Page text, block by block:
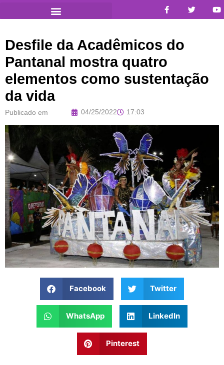
Desfile da Acadêmicos do
Pantanal mostra quatro
elementos como sustentação
da vida
Publicado em 04/25/2022 17:03
Facebook Twitter
WhatsApp LinkedIn
Pinterest